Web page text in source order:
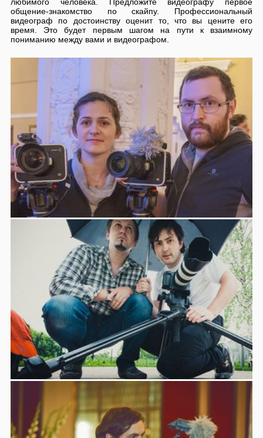
любимого человека. Предложите видеографу первое
общение-знакомство по скайпу. Профессиональный
видеограф по достоинству оценит то, что вы цените его
время. Это будет первым шагом на пути к взаимному
пониманию между вами и видеографом.